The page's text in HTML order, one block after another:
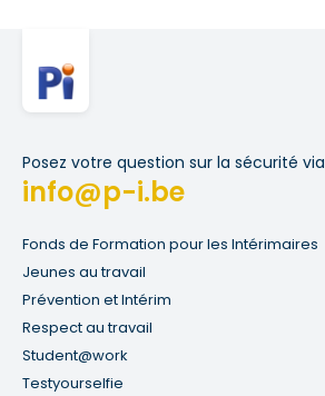
Posez votre question sur la sécurité via
info@p-i.be
Fonds de Formation pour les Intérimaires
Jeunes au travail
Prévention et Intérim
Respect au travail
Student@work
Testyourselfie